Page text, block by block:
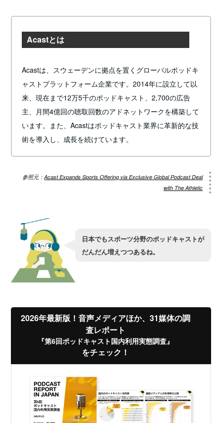
Acastとは
Acastは、スウェーデンに拠点を置くグローバルポッドキ
ャストプラットフォーム企業です。2014年に設立して以
来、現在まで12万5千のポッドキャスト、2,700の広告
主、月間4億回の聴取回数のアドネットワークを構築して
います。また、Acastはポッドキャスト業界に革新的な技
術を導入し、成長を続けています。
参照元：Acast Expands Sports Offering via Exclusive Global Podcast Deal
with The Athletic
日本でもスポーツ分野のポッドキャストが
だんだん増えつつあるね。
2026年最新版！音声メディアほか、31媒体の調
査レポート
『第6回ポッドキャスト国内利用実態調査』
をチェック！